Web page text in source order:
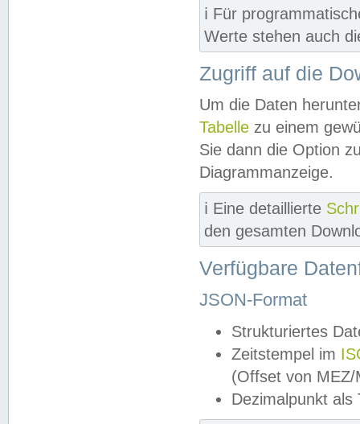
ℹ️ Für
Werte stehen auch
Zugriff auf die
Um die Daten
Tabelle zu einem
Sie dann die Option
Diagrammanzeige.
ℹ️ Eine detaillierte
den gesamten
Verfügbare
JSON-Format
Strukturiertes
Zeitstempel im
(Offset von MEZ/
Dezimalpunkt als